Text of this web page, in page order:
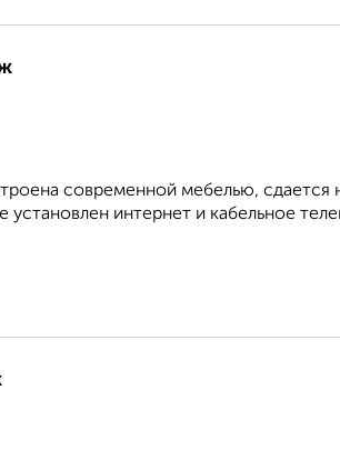
современной мебелью, сдается
интернет и кабельное